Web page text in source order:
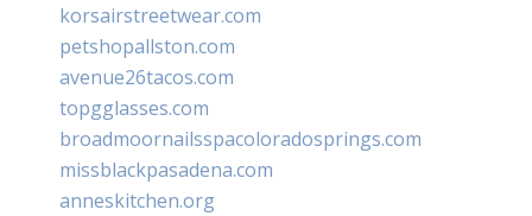
korsairstreetwear.com
petshopallston.com
avenue26tacos.com
topgglasses.com
broadmoornailsspacoloradosprings.com
missblackpasadena.com
anneskitchen.org